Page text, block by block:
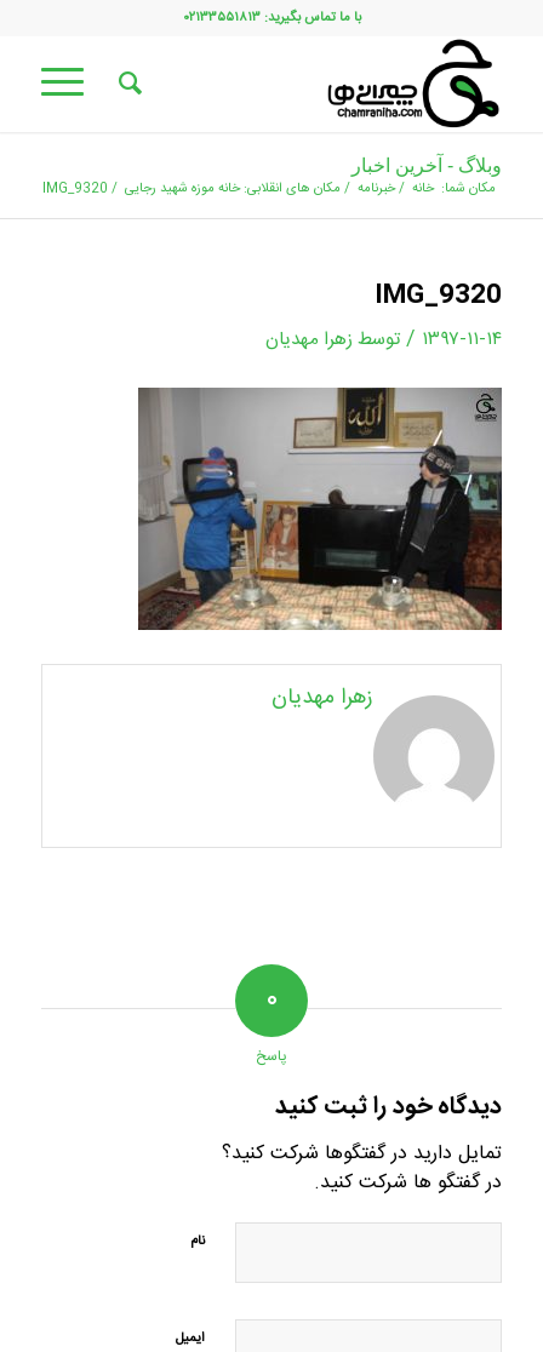
با ما تماس بگیرید: ۰۲۱۳۳۵۵۱۸۱۳
وبلاگ - آخرین اخبار
مکان شما: خانه /خبرنامه / مکان های انقلابی: خانه موزه شهید رجایی /
IMG_9320
IMG_9320
۱۳۹۷-۱۱-۱۴ / توسط زهرا مهدیان
زهرا مهدیان
۰
پاسخ
دیدگاه خود را ثبت کنید
تمایل دارید در گفتگوها شرکت کنید؟
در گفتگو ها شرکت کنید.
نام
ایمیل